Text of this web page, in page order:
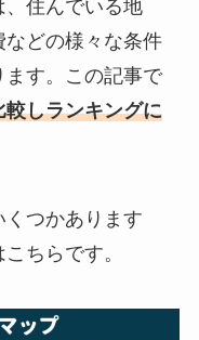
住んでいる地
どの様々な条件
ます。この記事で
しランキングに
つかあります
こちらです。